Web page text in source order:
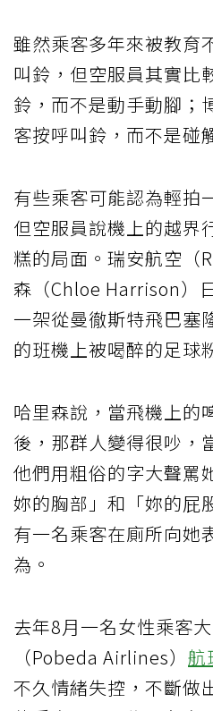
雖然乘客多年來被教育
叫鈴，但空服員其實比
鈴，而不是動手動腳；
客按呼叫鈴，而不是碰
有些乘客可能認為輕拍
但空服員說機上的越界
糕的局面。瑞安航空（
森（Chloe Harrison）
一架從曼徹斯特飛巴塞
的班機上被喝醉的足球
哈里森說，當飛機上的
後，那群人變得很吵，
他們用粗俗的字大聲罵
妳的胸部」和「妳的屁
有一名乘客在廁所向她
為。
去年8月一名女性乘客
（Pobeda Airlines） 航
不久情緒失控，不斷做